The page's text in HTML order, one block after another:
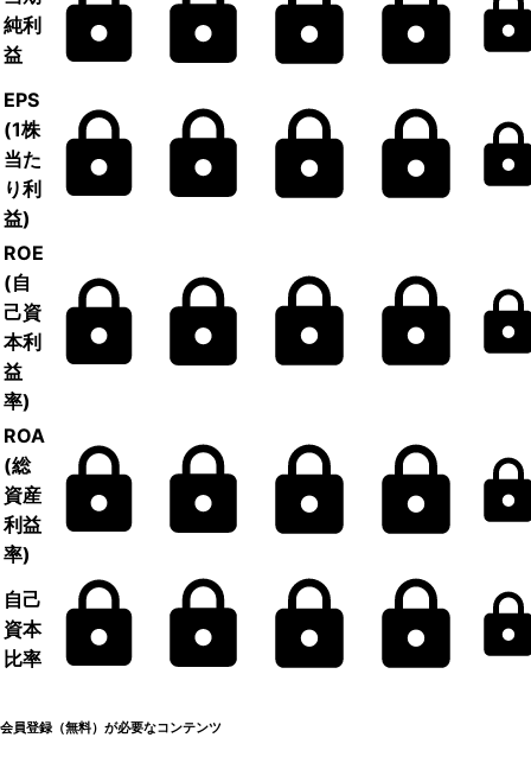
純利
益
EPS
(1株
当た
り利
益)
ROE
(自
己資
本利
益
率)
ROA
(総
資産
利益
率)
自己
資本
比率
会員登録（無料）が必要なコンテンツ